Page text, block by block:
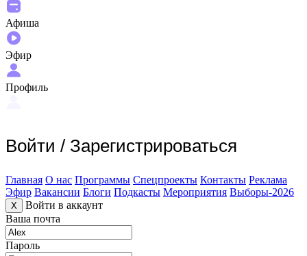
Афиша
Эфир
Профиль
Войти / Зарегистрироваться
Главная О нас Программы Спецпроекты Контакты Реклама
Эфир Вакансии Блоги Подкасты Мероприятия Выборы-2026
X
Войти в аккаунт
Ваша почта
Пароль